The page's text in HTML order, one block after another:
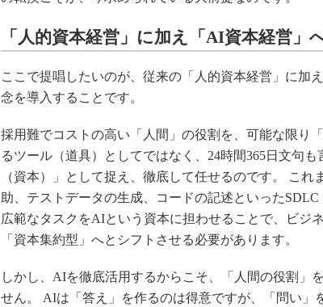
「人的資本経営」に加え「AI資本経営」
ここで提唱したいのが、従来の「人的資本経営」に加え
念を導入することです。
採用難でコストの高い「人間」の役割を、可能な限り
るツール（道具）としてではなく、24時間365日文句
（資本）」として捉え、徹底して任せるのです。 こ
助、テストデータの生成、コードの記述といった
広範なタスクをAIという資本に担わせることで、ビジ
「資本集約型」へとシフトさせる必要があります。
しかし、AIを徹底活用するからこそ、「人間の役割」
せん。 AIは「答え」を作るのは得意ですが、「問い」